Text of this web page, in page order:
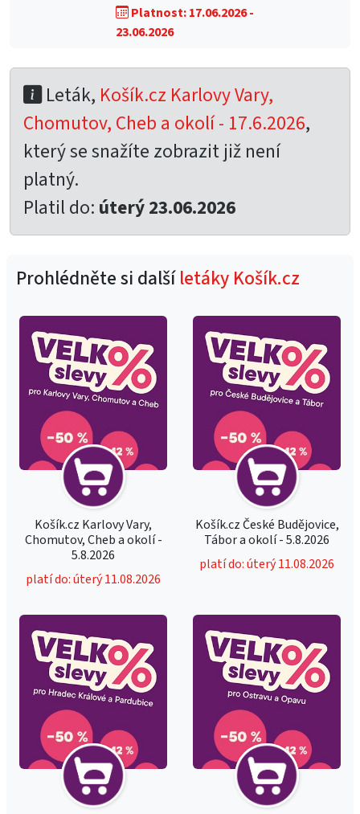
Platnost: 17.06.2026 -
23.06.2026
Leták, Košík.cz Karlovy Vary,
Chomutov, Cheb a okolí - 17.6.2026,
který se snažíte zobrazit již není
platný.
Platil do: úterý 23.06.2026
Prohlédněte si dalšíletáky Košík.cz
Košík.cz Karlovy Vary,
Chomutov, Cheb a okolí -
5.8.2026
platí do: úterý 11.08.2026
Košík.cz České Budějovice,
Tábor a okolí - 5.8.2026
platí do: úterý 11.08.2026